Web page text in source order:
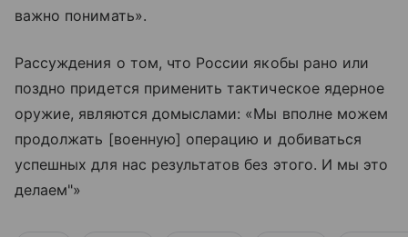
важно понимать».
Рассуждения о том, что России якобы рано или
поздно придется применить тактическое ядерное
оружие, являются домыслами: «Мы вполне можем
продолжать [военную] операцию и добиваться
успешных для нас результатов без этого. И мы это
делаем"»